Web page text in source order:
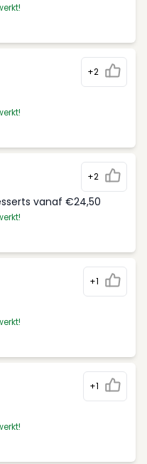
+2
+2
vanaf €24,50
+1
+1